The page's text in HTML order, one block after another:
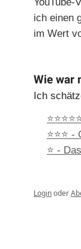
ich einen
im Wert
Wie war
Ich
⭐⭐⭐
⭐ -
Loginoder